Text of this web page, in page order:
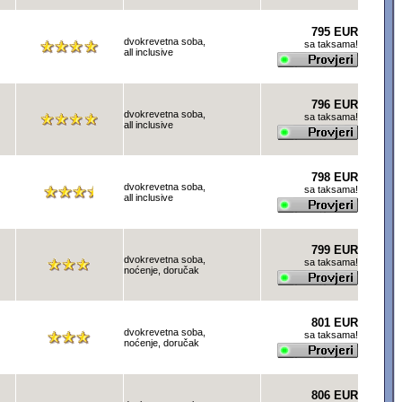
dvokrevetna soba,
all inclusive
795 EUR
sa taksama!
dvokrevetna soba,
all inclusive
796 EUR
sa taksama!
dvokrevetna soba,
all inclusive
798 EUR
sa taksama!
dvokrevetna soba,
noćenje, doručak
799 EUR
sa taksama!
dvokrevetna soba,
noćenje, doručak
801 EUR
sa taksama!
806 EUR